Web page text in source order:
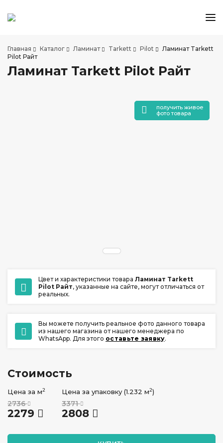
АКЦИИ И СКИДКИ
О КОМПАНИИ
+7 (391) 209-17-00
ежедневно с 10:00 до 20:00
Главная Каталог Ламинат Tarkett Pilot
Ламинат Tarkett
Pilot Райт
Ламинат Tarkett Pilot Райт
получить живое
фото товара
Цвет и характеристики товара Ламинат Tarkett
Pilot Райт, указанные на сайте, могут отличаться от
реальных.
Вы можете получить реальное фото данного товара
из нашего магазина от нашего менеджера по
WhatsApp. Для этого оставьте заявку.
Стоимость
Цена за м2
2736
2279
Цена за упаковку (1.232 м2)
3371
2808